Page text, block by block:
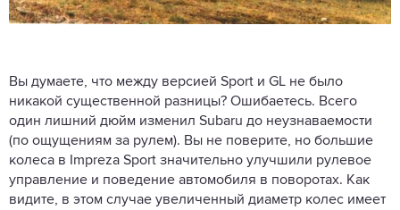
Вы думаете, что между версией Sport и GL не было
никакой существенной разницы? Ошибаетесь. Всего
один лишний дюйм изменил Subaru до неузнаваемости
(по ощущениям за рулем). Вы не поверите, но большие
колеса в Impreza Sport значительно улучшили рулевое
управление и поведение автомобиля в поворотах. Как
видите, в этом случае увеличенный диаметр колес имеет